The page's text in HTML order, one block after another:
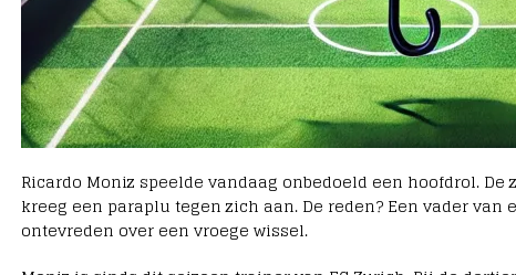
Ricardo Moniz speelde vandaag onbedoeld een hoofdrol.
kreeg een paraplu tegen zich aan. De reden? Een vader van
ontevreden over een vroege wissel.